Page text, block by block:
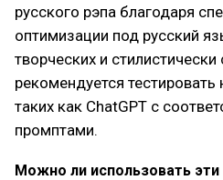
русского рэпа благодаря
оптимизации под русский
творческих и
рекомендуется тестировать
таких как ChatGPT с
промптами.
Можно ли использовать эти